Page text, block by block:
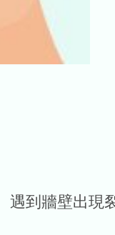
遇到牆壁出現